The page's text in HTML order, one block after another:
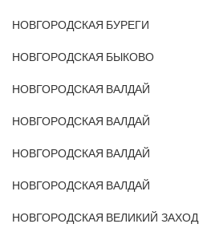
НОВГОРОДСКАЯ БУРЕГИ
НОВГОРОДСКАЯ БЫКОВО
НОВГОРОДСКАЯ ВАЛДАЙ
НОВГОРОДСКАЯ ВАЛДАЙ
НОВГОРОДСКАЯ ВАЛДАЙ
НОВГОРОДСКАЯ ВАЛДАЙ
НОВГОРОДСКАЯ ВЕЛИКИЙ ЗАХОД